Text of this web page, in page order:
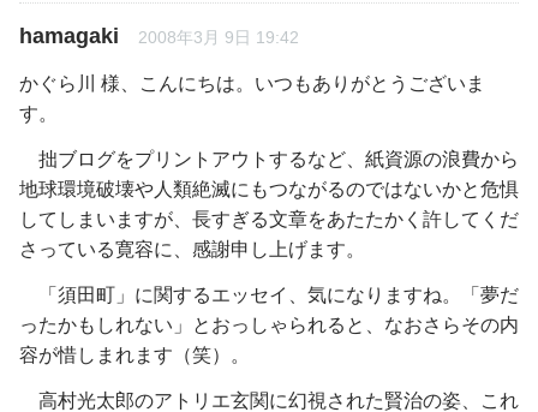
hamagaki 2008年3月 9日 19:42
かぐら川 様、こんにちは。いつもありがとうございま
す。
拙ブログをプリントアウトするなど、紙資源の浪費から
地球環境破壊や人類絶滅にもつながるのではないかと危惧
してしまいますが、長すぎる文章をあたたかく許してくだ
さっている寛容に、感謝申し上げます。
「須田町」に関するエッセイ、気になりますね。「夢だ
ったかもしれない」とおっしゃられると、なおさらその内
容が惜しまれます（笑）。
高村光太郎のアトリエ玄関に幻視された賢治の姿、これ